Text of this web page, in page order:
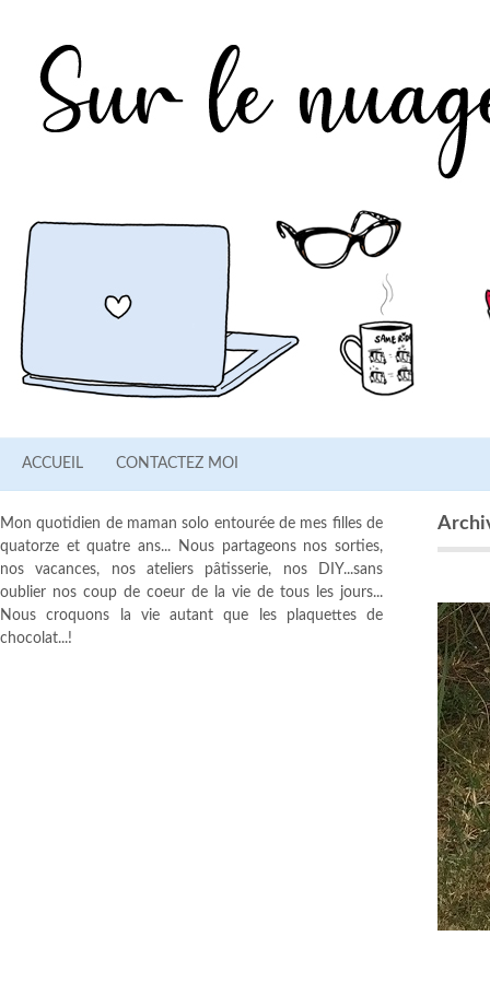
ACCUEIL CONTACTEZ MOI
Mon quotidien de maman solo entourée de mes filles de
quatorze et quatre ans... Nous partageons nos sorties,
nos vacances, nos ateliers pâtisserie, nos DIY...sans
oublier nos coup de coeur de la vie de tous les jours...
Nous croquons la vie autant que les plaquettes de
chocolat...!